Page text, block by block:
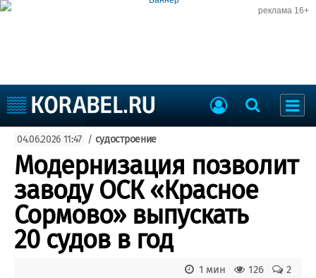
реклама 16+
Судоходство
Судоремонт
События
Пресс-релизы
Порты
Рыболовство
ВМФ
Образование
Яхты и катера
Еще
04.06.2026 11:47 / судостроение
Модернизация позволит
заводу ОСК «Красное
Сормово» выпускать
20 судов в год
2
126
1 мин